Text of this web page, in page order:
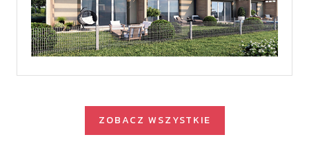
ZOBACZ WSZYSTKIE